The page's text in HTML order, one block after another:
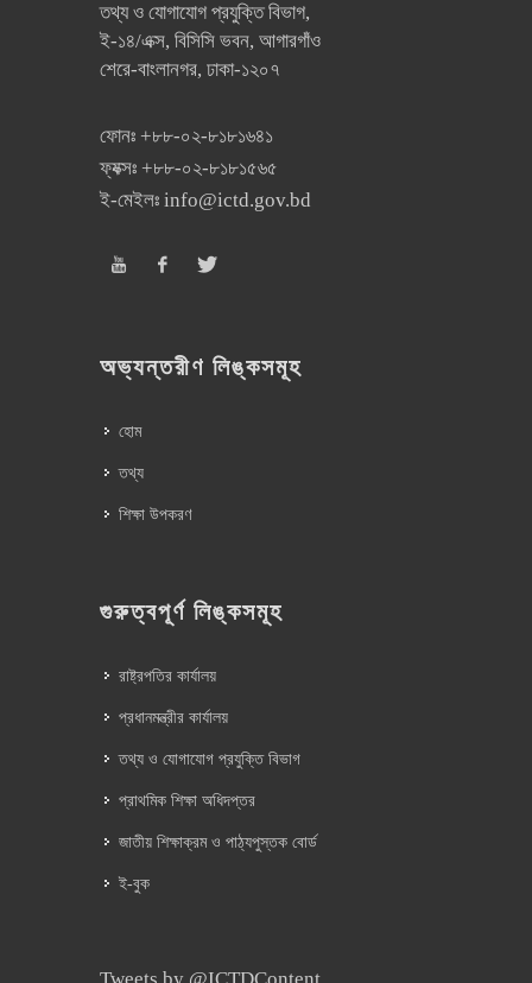
তথ্য ও যোগাযোগ প্রযুক্তি বিভাগ,
ই-১৪/এক্স, বিসিসি ভবন, আগারগাঁও
শেরে-বাংলানগর, ঢাকা-১২০৭
ফোনঃ +৮৮-০২-৮১৮১৬৪১
ফ্যক্সঃ +৮৮-০২-৮১৮১৫৬৫
ই-মেইলঃ info@ictd.gov.bd
অভ্যন্তরীণ লিঙ্কসমূহ
হোম
তথ্য
শিক্ষা উপকরণ
গুরুত্বপূর্ণ লিঙ্কসমূহ
রাষ্ট্রপতির কার্যালয়
প্রধানমন্ত্রীর কার্যালয়
তথ্য ও যোগাযোগ প্রযুক্তি বিভাগ
প্রাথমিক শিক্ষা অধিদপ্তর
জাতীয় শিক্ষাক্রম ও পাঠ্যপুস্তক বোর্ড
ই-বুক